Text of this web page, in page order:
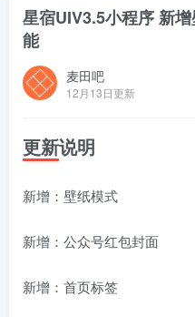
星宿UIV3.5小程序 新
能
麦田吧
12月13日更新
更新说明
新增：壁纸模式
新增：公众号红包封面
新增：首页标签